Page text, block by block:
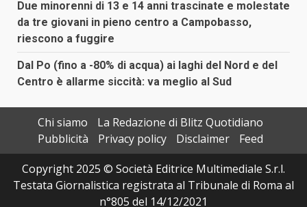
Due minorenni di 13 e 14 anni trascinate e molestate
da tre giovani in pieno centro a Campobasso,
riescono a fuggire
Dal Po (fino a -80% di acqua) ai laghi del Nord e del
Centro è allarme siccità: va meglio al Sud
Chi siamo
La Redazione di Blitz Quotidiano
Pubblicità
Privacy policy Disclaimer
Feed
Copyright 2025 © Società Editrice Multimediale S.r.l.
Testata Giornalistica registrata al Tribunale di Roma al
n°805 del 14/12/2021